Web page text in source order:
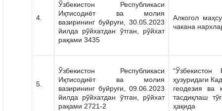
4.
Ўзбекистон Республикаси
Иқтисодиёт ва молия
вазирининг буйруғи, 30.05.2023
йилда рўйхатдан ўтган, рўйхат
рақами 3435
Алкогол
чакана
5.
Ўзбекистон Республикаси
Иқтисодиёт ва молия
вазирининг буйруғи, 09.06.2023
йилда рўйхатдан ўтган, рўйхат
рақами 2721-2
ҳузуридаги
геодезия ва
тасдиқлаш
ҳақида